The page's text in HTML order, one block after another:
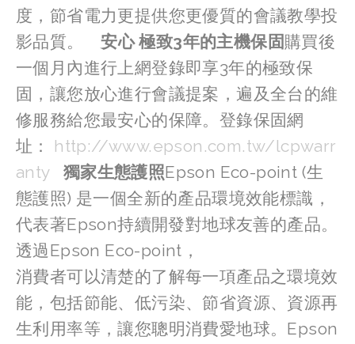
度，節省電力更提供您更優質的會議教學投
影品質。 安心 極致3年的主機保固購買後
一個月內進行上網登錄即享3年的極致保
固，讓您放心進行會議提案，遍及全台的維
修服務給您最安心的保障。登錄保固網
址： http://www.epson.com.tw/lcpwarr
anty
獨家生態護照Epson Eco-point (生
態護照) 是一個全新的產品環境效能標識，
代表著Epson持續開發對地球友善的產品。
透過Epson Eco-point，
消費者可以清楚的了解每一項產品之環境效
能，包括節能、低污染、節省資源、資源再
生利用率等，讓您聰明消費愛地球。Epson